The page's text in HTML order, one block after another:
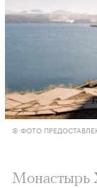
© ФОТО
Монастырь